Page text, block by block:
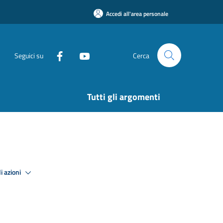
Accedi all'area personale
Seguici su Cerca
Tutti gli argomenti
azioni